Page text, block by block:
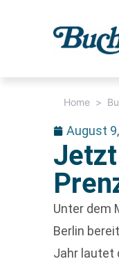
Home >
August
Unter dem
Berlin
Jahr lautet